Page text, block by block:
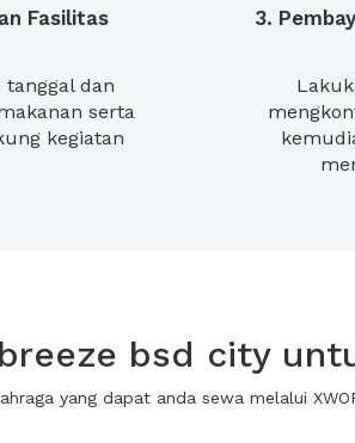
Fasilitas
tanggal dan
serta
kegiatan
3.
bsd city
yang dapat anda sewa melalui